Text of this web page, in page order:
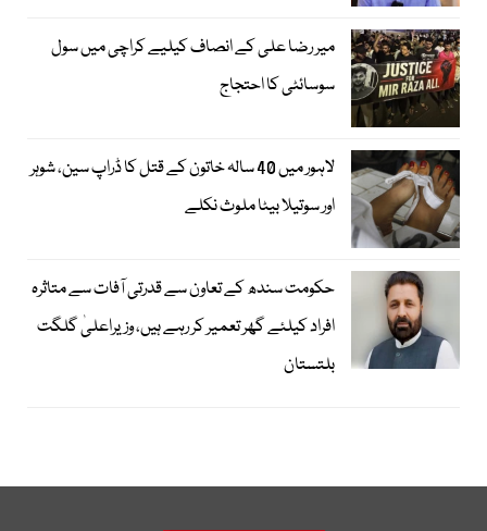
میر رضا علی کے انصاف کیلیے کراچی میں سول
سوسائٹی کا احتجاج
لاہور میں 40 سالہ خاتون کے قتل کا ڈراپ سین، شوہر
اور سوتیلا بیٹا ملوث نکلے
حکومت سندھ کے تعاون سے قدرتی آفات سے متاثرہ
افراد کیلئے گھر تعمیر کر رہے ہیں، وزیراعلیٰ گلگت
بلتستان